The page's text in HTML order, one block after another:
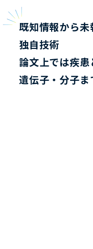
既知情報から
独自技術
論文上では疾
遺伝子・分子